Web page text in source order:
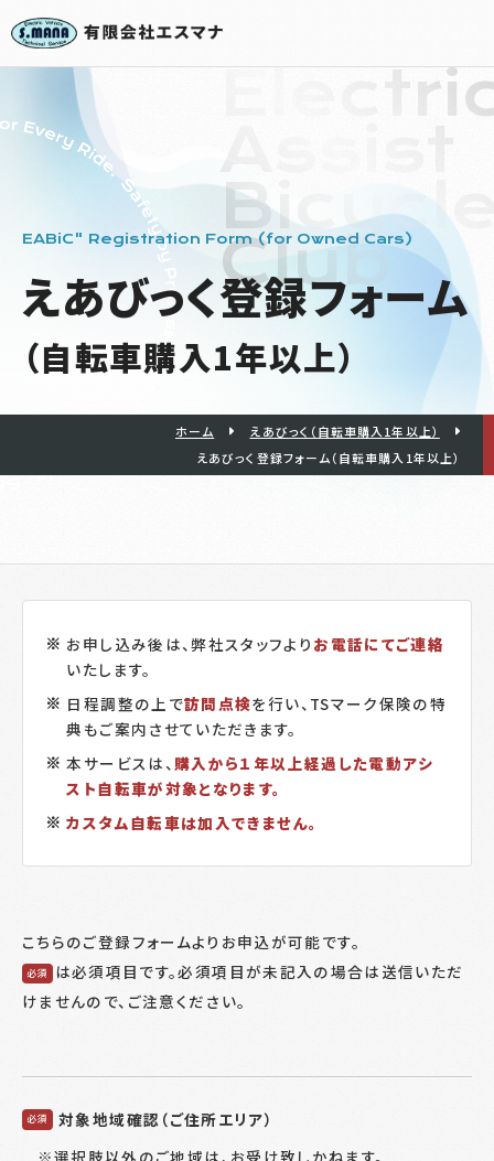
Assist
Club
EABiC" Registration Form (for Owned Cars)
えあびっく登録フォーム
（自転車購入1年以上）
ホーム
えあびっく（自転車購入1年以上）
えあびっく登録フォーム（自転車購入1年以上）
お申し込み後は、弊社スタッフより お電話にてご連絡
いたします。
日程調整の上で訪問点検を行い、TSマーク保険の特
典もご案内させていただきます。
本サービスは、 購入から１年以上経過した電動アシ
スト自転車が対象となります。
カスタム自転車は加入できません。
こちらのご登録フォームよりお申込が可能です。
必須
は必須項目です。必須項目が未記入の場合は送信いただ
けませんので、ご注意ください。
必須
対象地域確認（ご住所エリア）